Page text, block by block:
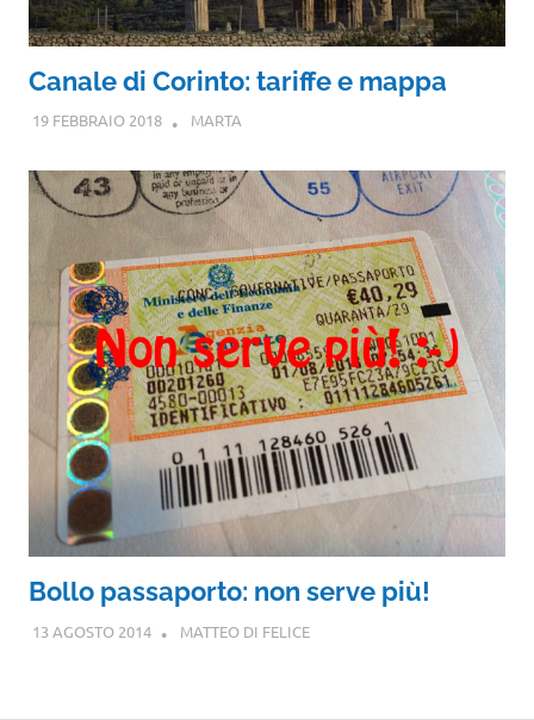
Canale di Corinto: tariffe e mappa
19 FEBBRAIO 2018 MARTA
Bollo passaporto: non serve più!
13 AGOSTO 2014 MATTEO DI FELICE